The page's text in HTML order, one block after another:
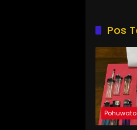
Pos
Pohuwato